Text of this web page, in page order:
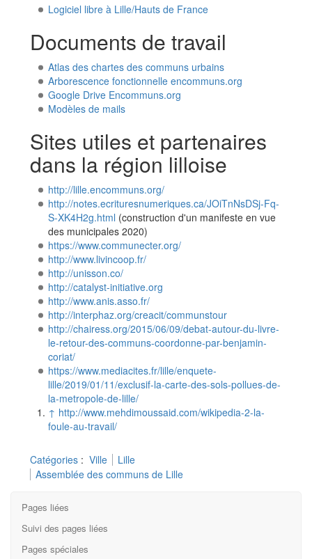
Logiciel libre à Lille/Hauts de France
Documents de travail
Atlas des chartes des communs urbains
Arborescence fonctionnelle encommuns.org
Google Drive Encommuns.org
Modèles de mails
Sites utiles et partenaires
dans la région lilloise
http://lille.encommuns.org/
http://notes.ecrituresnumeriques.ca/JOiTnNsDSj-Fq-
S-XK4H2g.html (construction d'un manifeste en vue
des municipales 2020)
https://www.communecter.org/
http://www.livincoop.fr/
http://unisson.co/
http://catalyst-initiative.org
http://www.anis.asso.fr/
http://interphaz.org/creacit/communstour
http://chairess.org/2015/06/09/debat-autour-du-livre-
le-retour-des-communs-coordonne-par-benjamin-
coriat/
https://www.mediacites.fr/lille/enquete-
lille/2019/01/11/exclusif-la-carte-des-sols-pollues-de-
la-metropole-de-lille/
↑ http://www.mehdimoussaid.com/wikipedia-2-la-
foule-au-travail/
Catégories : Ville
Lille
Assemblée des communs de Lille
Pages liées
Suivi des pages liées
Pages spéciales